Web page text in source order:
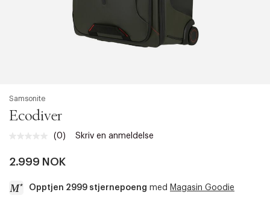
Samsonite
Ecodiver
Ingen
Samme
(0) Skriv en anmeldelse
2.999 NOK
Opptjen 2999 stjernepoeng med Magasin Goodie